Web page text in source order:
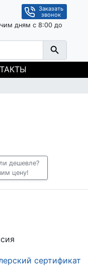
Заказать
звонок
дням с 8:00 до
дешевле?
цену!
сертификат